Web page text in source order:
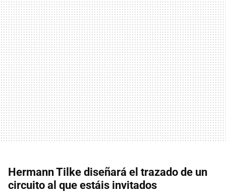
Hermann Tilke diseñará el trazado de un
circuito al que estáis invitados